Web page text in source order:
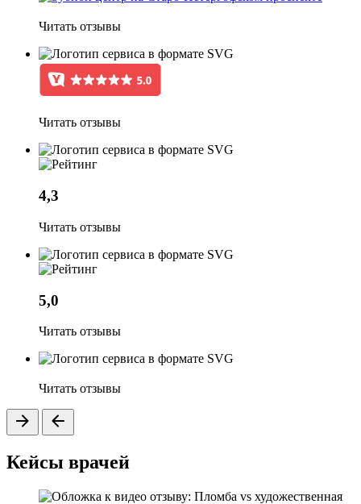
Читать отзывы
Читать отзывы
4,3
Читать отзывы
5,0
Читать отзывы
Читать отзывы
Кейсы врачей